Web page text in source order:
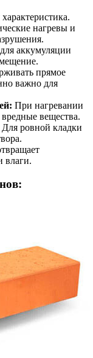
нагревы и
аккумуляции
прямое
важно для
При нагревании
вещества.
Для ровной кладки
влаги.